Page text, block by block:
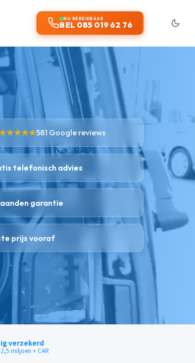
NU BEREIKBAAR
BEL 085 019 62 76
581 Google reviews
telefonisch advies
garantie
prijs vooraf
verzekerd
miljoen + CAR